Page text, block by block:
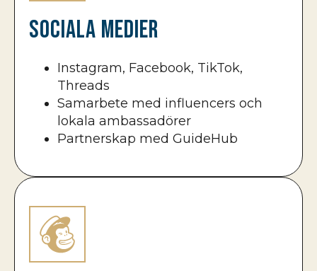
Sociala medier
Instagram, Facebook, TikTok,
Threads
Samarbete med influencers och
lokala ambassadörer
Partnerskap med GuideHub